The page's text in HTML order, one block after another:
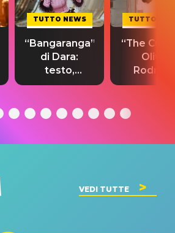
TUTTO NEWS
“Bangaranga”
di Dara:
testo,
traduzione e
del singolo
TUTTO
“The
Olivia
testo,
VEDI TUTTE